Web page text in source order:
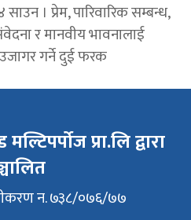
। प्रेम, पारिवारिक सम्बन्ध,
र मानवीय भावनालाई
गर्ने दुई फरक
प्रा.लि द्वारा
न. ७३८/०७६/७७